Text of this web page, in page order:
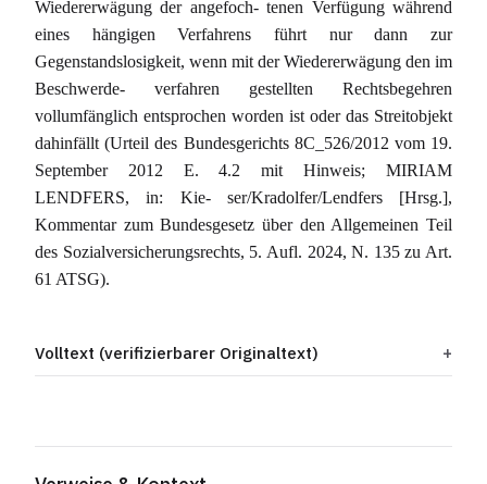
Wiedererwägung der angefoch- tenen Verfügung während
eines hängigen Verfahrens führt nur dann zur
Gegenstandslosigkeit, wenn mit der Wiedererwägung den im
Beschwerde- verfahren gestellten Rechtsbegehren
vollumfänglich entsprochen worden ist oder das Streitobjekt
dahinfällt (Urteil des Bundesgerichts 8C_526/2012 vom 19.
September 2012 E. 4.2 mit Hinweis; MIRIAM
LENDFERS, in: Kie- ser/Kradolfer/Lendfers [Hrsg.],
Kommentar zum Bundesgesetz über den Allgemeinen Teil
des Sozialversicherungsrechts, 5. Aufl. 2024, N. 135 zu Art.
61 ATSG).
Volltext (verifizierbarer Originaltext)